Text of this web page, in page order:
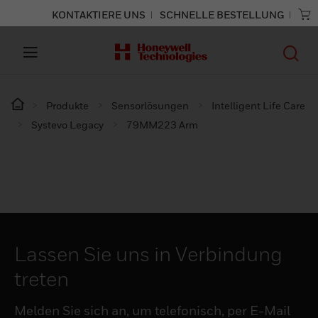
KONTAKTIERE UNS SCHNELLE BESTELLUNG
Produkte Sensorlösungen
Intelligent Life Care
Systevo Legacy
79MM223 Arm
Lassen Sie uns in Verbindung
treten
Melden Sie sich an, um telefonisch, per E-Mail